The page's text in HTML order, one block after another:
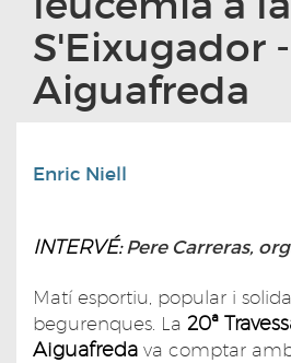
S'Eixugador -
Aiguafreda
Enric Niell
INTERVÉ:Pere Carreras,
Matí esportiu, popular i
begurenques. La 20ª
Aiguafreda va comptar